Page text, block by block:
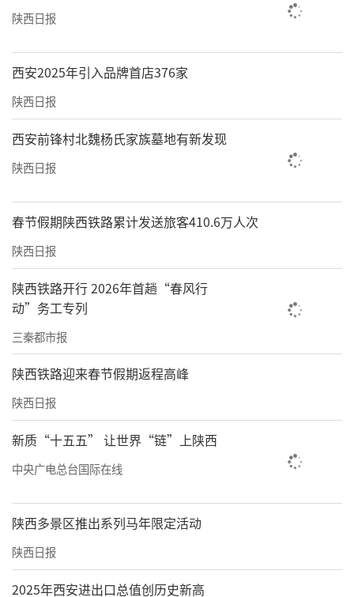
陕西日报
西安2025年引入品牌首店376家
陕西日报
西安前锋村北魏杨氏家族墓地有新发现
陕西日报
春节假期陕西铁路累计发送旅客410.6万人次
陕西日报
陕西铁路开行 2026年首趟“春风行
动”务工专列
三秦都市报
陕西铁路迎来春节假期返程高峰
陕西日报
新质“十五五” 让世界“链”上陕西
中央广电总台国际在线
陕西多景区推出系列马年限定活动
陕西日报
2025年西安进出口总值创历史新高